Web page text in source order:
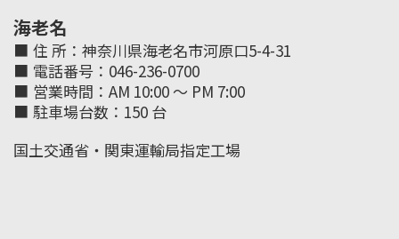
海老名
住 所：神奈川県海老名市河原口5-4-31
電話番号：046-236-0700
営業時間：AM 10:00 ～ PM 7:00
駐車場台数：150 台
国土交通省・関東運輸局指定工場